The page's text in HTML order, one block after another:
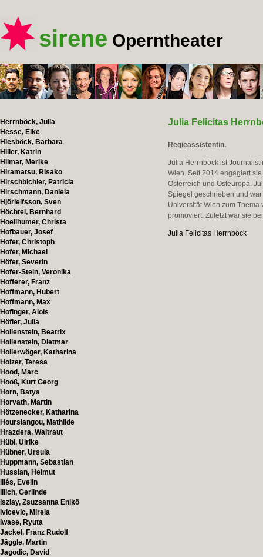
sirene Operntheater
Herrnböck, Julia
Hesse, Elke
Hiesböck, Barbara
Hiller, Katrin
Hilmar, Merike
Hiramatsu, Risako
Hirschbichler, Patricia
Hirschmann, Daniela
Hjörleifsson, Sven
Höchtel, Bernhard
Hoellhumer, Christa
Hofbauer, Josef
Hofer, Christoph
Hofer, Michael
Höfer, Severin
Hofer-Stein, Veronika
Hofferer, Franz
Hoffmann, Hubert
Hoffmann, Max
Hofinger, Alois
Höfler, Julia
Hollenstein, Beatrix
Hollenstein, Dietmar
Hollerwöger, Katharina
Holzer, Teresa
Hood, Marc
Hooß, Kurt Georg
Horn, Batya
Horvath, Martin
Hötzenecker, Katharina
Hoursiangou, Mathilde
Hrazdera, Waltraut
Hübl, Ulrike
Hübner, Ursula
Huppmann, Sebastian
Hussian, Helmut
Illés, Evelin
Illich, Gerlinde
Iszlay, Zsuzsanna Enikö
Ivicevic, Mirela
Iwase, Ryuta
Jackel, Franz Rudolf
Jäggle, Martin
Jagodic, David
Julia Felicitas
Regieassistentin.
Julia Herrnböck ist
Wien. Seit 2014 engagiert
Österreich und Osteuropa.
Spiegel geschrieben und
Universität Wien zum
promoviert. Zuletzt war sie
Julia Felicitas Herrnböck